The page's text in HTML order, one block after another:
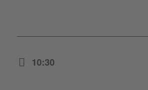
10:30